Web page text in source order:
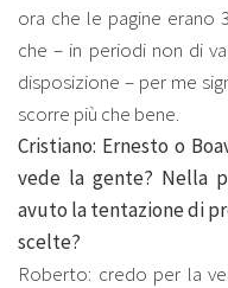
ora che le pagine erano
che – in periodi non di
disposizione – per me
scorre più che bene.
Cristiano: Ernesto o
vede la gente? Nella
avuto la tentazione di
scelte?
Roberto: credo per la